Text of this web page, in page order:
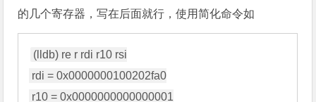
的几个寄存器，写在后面就行，使用简化命令如
(lldb) re r rdi r10 rsi